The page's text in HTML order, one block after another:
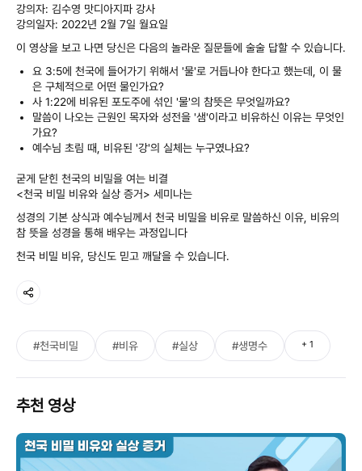
강의자: 김수영 맛디아지파 강사
강의일자: 2022년 2월 7일 월요일
이 영상을 보고 나면 당신은 다음의 놀라운 질문들에 술술 답할 수 있습니다.
요 3:5에 천국에 들어가기 위해서 '물'로 거듭나야 한다고 했는데, 이 물
은 구체적으로 어떤 물인가요?
사 1:22에 비유된 포도주에 섞인 '물'의 참뜻은 무엇일까요?
말씀이 나오는 근원인 목자와 성전을 '샘'이라고 비유하신 이유는 무엇인
가요?
예수님 초림 때, 비유된 '강'의 실체는 누구였나요?
굳게 닫힌 천국의 비밀을 여는 비결
<천국 비밀 비유와 실상 증거> 세미나는
성경의 기본 상식과 예수님께서 천국 비밀을 비유로 말씀하신 이유, 비유의
참 뜻을 성경을 통해 배우는 과정입니다
천국 비밀 비유, 당신도 믿고 깨달을 수 있습니다.
#천국비밀 #비유 #실상 #생명수 + 1
추천 영상